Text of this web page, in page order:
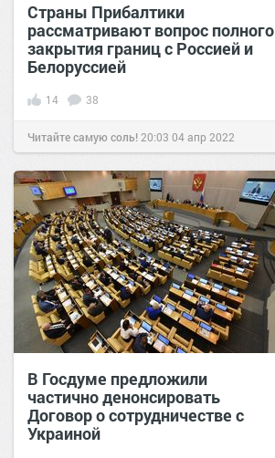
Страны Прибалтики
рассматривают вопрос полного
закрытия границ с Россией и
Белоруссией
14 38
Читайте самую соль! 20:03 04 апр 2022
В Госдуме предложили
частично денонсировать
Договор о сотрудничестве с
Украиной